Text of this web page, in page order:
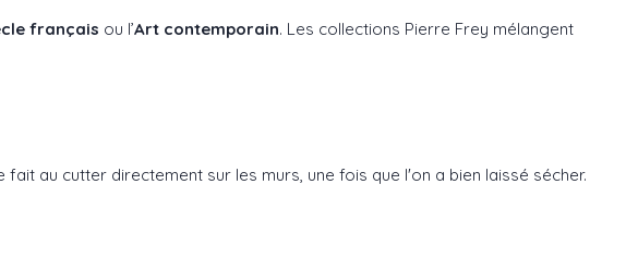
français ou l’Art contemporain. Les collections Pierre Frey mélangent
au cutter directement sur les murs, une fois que l'on a bien laissé sécher.